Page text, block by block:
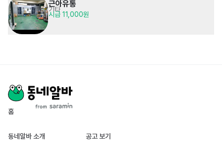
근아유통
기타
시급 11,000원
홈
동네알바 소개 공고 보기